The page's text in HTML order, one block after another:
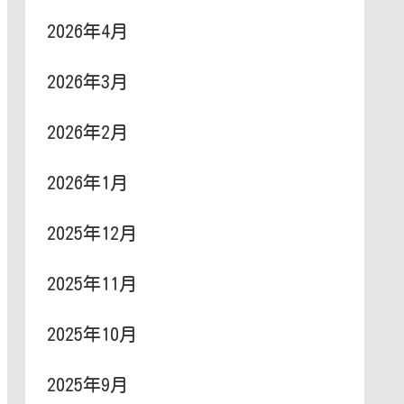
2026年4月
2026年3月
2026年2月
2026年1月
2025年12月
2025年11月
2025年10月
2025年9月